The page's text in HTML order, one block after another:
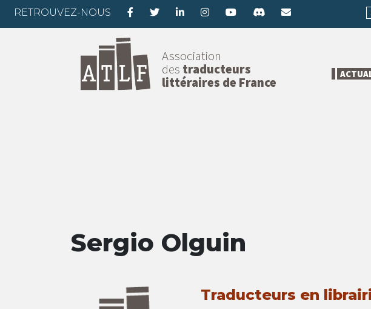
RETROUVEZ-NOUS
Association
des traducteurs
littéraires de France
Sergio Olguin
Traducteurs en